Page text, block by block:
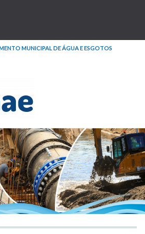
recolher
MUNICIPAL DE ÁGUA E ESGOTOS